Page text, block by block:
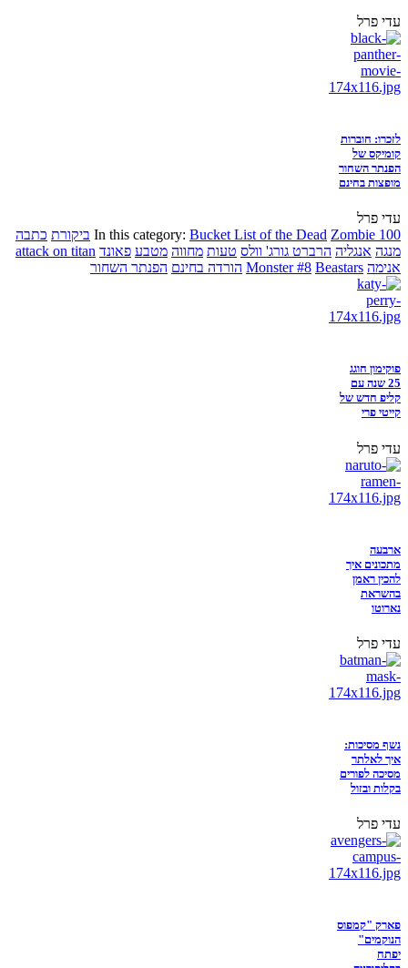
עדי פרל
לזכרו: חוברות
קומיקס של
הפנתר השחור
מופצות בחינם
עדי פרל
In this category: Bucket List of the Dead Zombie 100 ביקורת כתבה
מנגה אנגליה הרברט גורג' וולס טעות מחווה מטבע פאונד attack on titan
אנימה
Monster #8 Beastars הורדה בחינם הפנתר השחור
פוקימון חוגג
25 שנה עם
קליפ חדש של
קייטי פרי
עדי פרל
ארבעה
מתכונים איך
להכין ראמן
בהשראת
נארוטו
עדי פרל
נשף מסיכות:
איך לאלתר
מסיכה לפורים
בקלות ובזול
עדי פרל
פארק "קמפוס
הנוקמים"
יפתח